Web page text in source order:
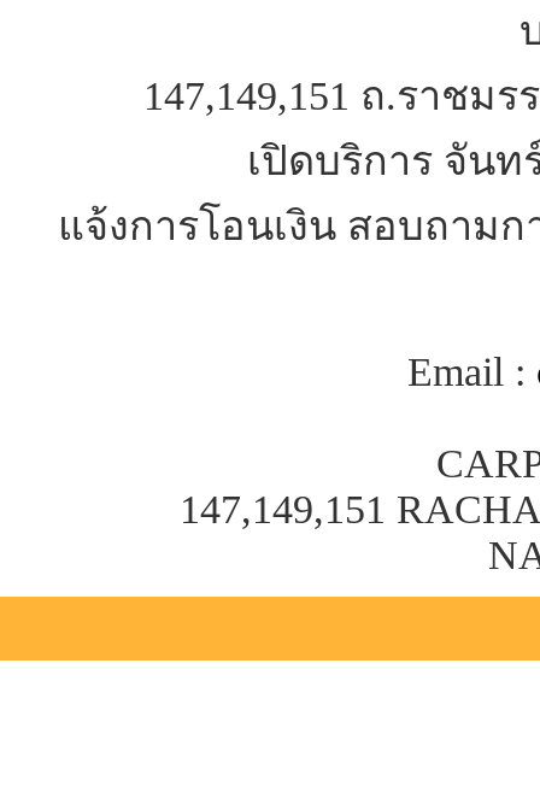
147,149,151 ถ.ราชม
เปิดบริการ จันท
แจ้งการโอนเงิน สอบถามก
Email :
147,149,151